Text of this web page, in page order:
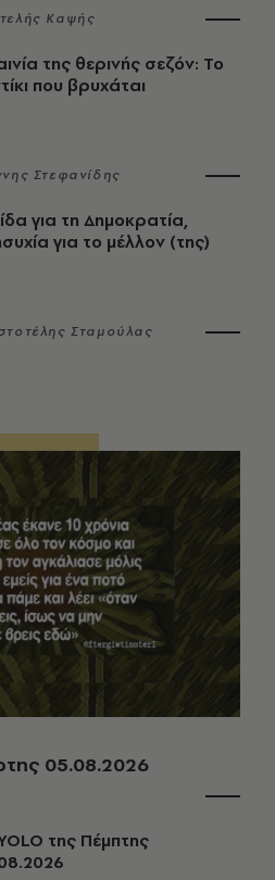
Καψής
της θερινής σεζόν: Το
που βρυχάται
Στεφανίδης
για τη Δημοκρατία,
για το μέλλον (της)
Σταμούλας
05.08.2026
της Πέμπτης